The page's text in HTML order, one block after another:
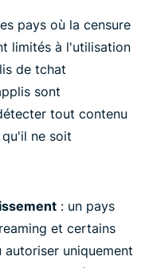
pays où la censure
limités à l'utilisation
de tchat
sont
tout contenu
ne soit
: un pays
et certains
uniquement